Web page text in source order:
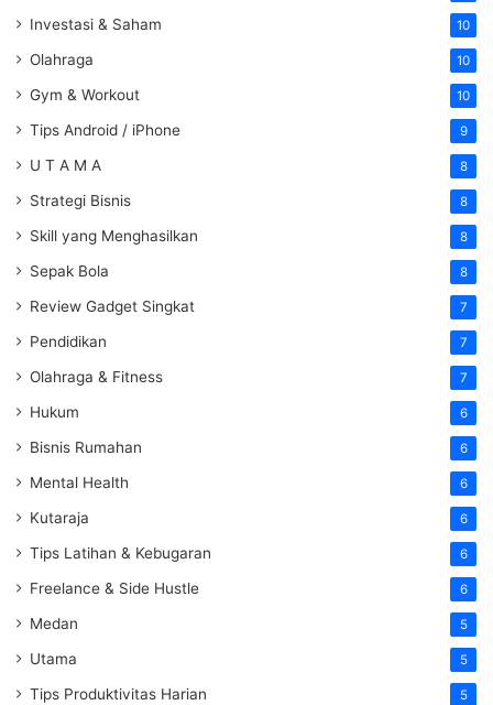
Investasi & Saham 10
Olahraga 10
Gym & Workout 10
Tips Android / iPhone 9
U T A M A 8
Strategi Bisnis 8
Skill yang Menghasilkan 8
Sepak Bola 8
Review Gadget Singkat 7
Pendidikan 7
Olahraga & Fitness 7
Hukum 6
Bisnis Rumahan 6
Mental Health 6
Kutaraja 6
Tips Latihan & Kebugaran 6
Freelance & Side Hustle 6
Medan 5
Utama 5
Tips Produktivitas Harian 5